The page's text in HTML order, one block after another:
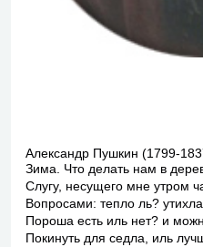
Александр Пушкин (1799-
Зима. Что делать нам в
Слугу, несущего мне утром
Вопросами: тепло ль?
Пороша есть иль нет? и
Покинуть для седла, иль